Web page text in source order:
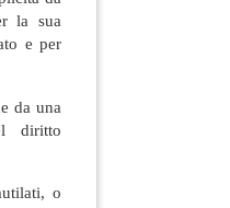
la sua
e per
da una
diritto
o